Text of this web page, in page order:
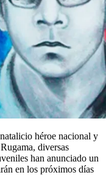
héroe nacional y
diversas
han anunciado un
en los próximos días